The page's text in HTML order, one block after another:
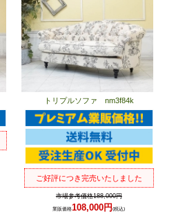
トリプルソファ nm3f84k
ご好評につき完売いたしました
市場参考価格188,000円
業販価格108,000円(税込)